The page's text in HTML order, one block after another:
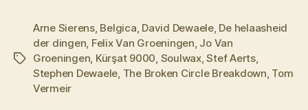
Etiketler
Arne Sierens, Belgica David Dewaele, De helaasheid
der dingen Felix Van Groeningen Jo Van
Groeningen Kürşat 9000 Soulwax,Stef Aerts,
Stephen Dewaele The Broken Circle Breakdown Tom
Vermeir